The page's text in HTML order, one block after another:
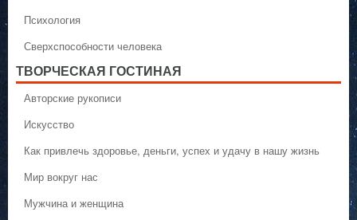
Психология
Сверхспособности человека
ТВОРЧЕСКАЯ ГОСТИНАЯ
Авторские рукописи
Искусство
Как привлечь здоровье, деньги, успех и удачу в нашу жизнь
Мир вокруг нас
Мужчина и женщина